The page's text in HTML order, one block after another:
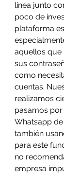
línea junto
poco de
plataforma
aquellos que
sus
como
cuentas.
realizamos
pasamos
Whatsapp
también
para este
no
empresa